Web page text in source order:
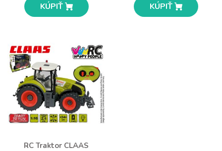
KÚPIŤ KÚPIŤ
RC Traktor CLAAS